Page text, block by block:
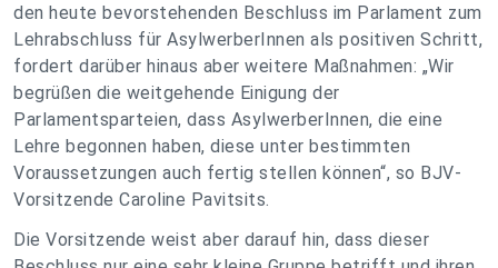
den heute bevorstehenden Beschluss im Parlament zum
Lehrabschluss für AsylwerberInnen als positiven Schritt,
fordert darüber hinaus aber weitere Maßnahmen: „Wir
begrüßen die weitgehende Einigung der
Parlamentsparteien, dass AsylwerberInnen, die eine
Lehre begonnen haben, diese unter bestimmten
Voraussetzungen auch fertig stellen können“, so BJV-
Vorsitzende Caroline Pavitsits.
Die Vorsitzende weist aber darauf hin, dass dieser